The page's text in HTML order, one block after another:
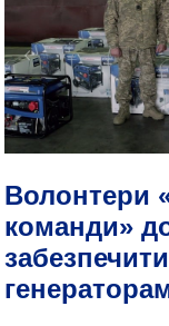
Волонтери
команди»